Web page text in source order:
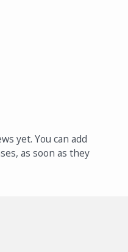
yet. You can add
as soon as they